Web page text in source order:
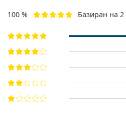
100 % Базиран на